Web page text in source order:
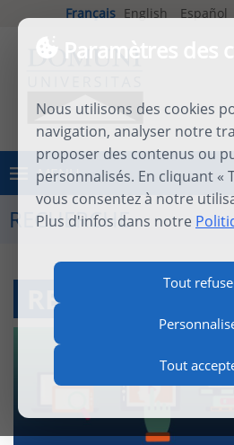
Paramètres des
Nous utilisons des cookies
navigation, analyser notre
proposer des contenus ou
personnalisés. En cliquant «
vous consentez à notre
Plus d'infos dans notre
Tout
Tout
Français English Español
MENU
RECHERCHE
RESSOURCES